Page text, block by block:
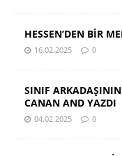
HESSEN’DEN BİR
16.02.2025 0
SINIF
CANAN AND YAZDI
04.02.2025 0